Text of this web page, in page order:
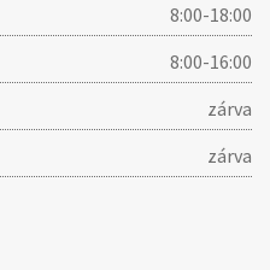
8:00-18:00
8:00-16:00
zárva
zárva